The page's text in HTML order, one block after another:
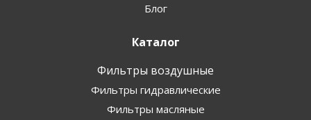
Блог
Каталог
Фильтры воздушные
Фильтры гидравлические
Фильтры масляные